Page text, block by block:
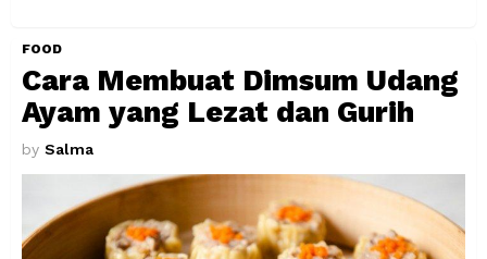
FOOD
Cara Membuat Dimsum Udang
Ayam yang Lezat dan Gurih
by Salma